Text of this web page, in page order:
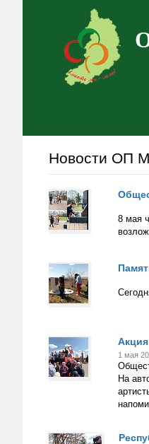
Новости ОП
8 мая
1 мая
На